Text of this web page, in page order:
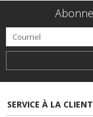
SERVICE À LA